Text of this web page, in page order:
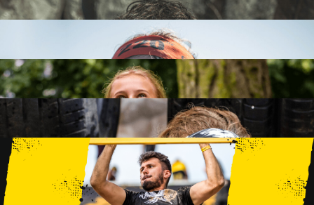
70 PRZESZKÓD
21 KM+
42 KM+
FAMILY
15 PRZESZKÓD
2 KM+
KIDS
15 PRZESZKÓD
1 KM+
TRENINGI
WYDARZENIA
RUNMAGEDDON LUBLIN ZALEW ZEMBORZYCKI
22/23.08.2026